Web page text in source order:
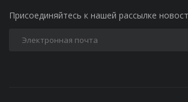
Присоединяйтесь к нашей рассылке